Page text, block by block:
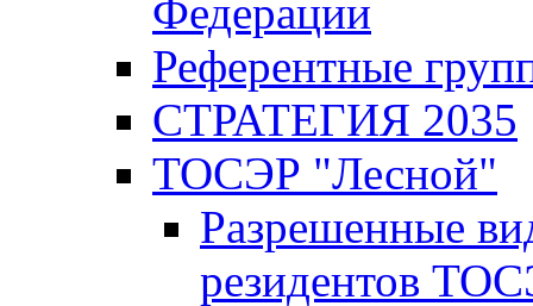
Федерации
Референтные
СТРАТЕГИЯ 2035
ТОСЭР "Лесной"
Разрешенные
резидентов